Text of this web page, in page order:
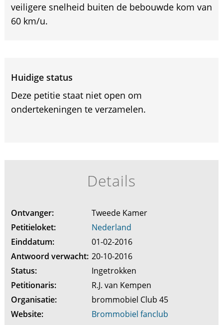
veiligere snelheid buiten de bebouwde kom van
60 km/u.
Huidige status
Deze petitie staat niet open om
ondertekeningen te verzamelen.
Details
Ontvanger:
Tweede Kamer
Petitieloket:
Nederland
Einddatum:
01-02-2016
Antwoord verwacht: 20-10-2016
Status:
Ingetrokken
Petitionaris:
R.J. van Kempen
Organisatie:
brommobiel Club 45
Website:
Brommobiel fanclub